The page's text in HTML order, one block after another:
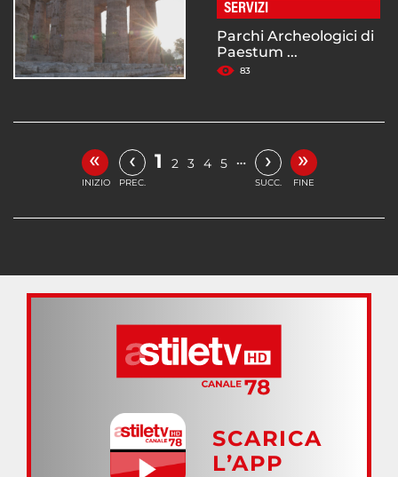
SERVIZI
Parchi Archeologici di
Paestum ...
83
«
INIZIO
‹
PREC.
1 2 3 4 5 … ›
SUCC.
»
FINE
SCARICA
L’APP